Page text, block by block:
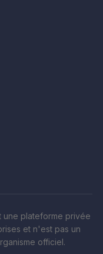
une plateforme privée
et n'est pas un
officiel.